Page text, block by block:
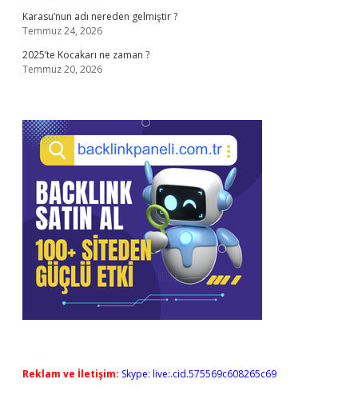
Karasu’nun adı nereden gelmiştir ?
Temmuz 24, 2026
2025’te Kocakarı ne zaman ?
Temmuz 20, 2026
Reklam ve İletişim: Skype: live:.cid.575569c608265c69